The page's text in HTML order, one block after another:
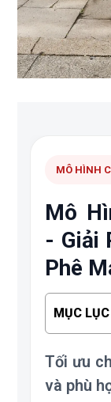
MÔ HÌNH
Mô
- Giải
Phê
MỤC LỤC
Tối ưu
và phù